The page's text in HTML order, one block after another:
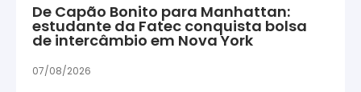
De Capão Bonito para Manhattan:
estudante da Fatec conquista bolsa
de intercâmbio em Nova York
07/08/2026